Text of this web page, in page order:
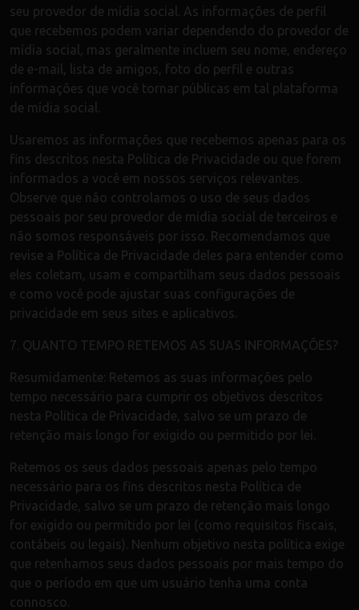
seu provedor de mídia social. As informações de perfil
que recebemos podem variar dependendo do provedor de
mídia social, mas geralmente incluem seu nome, endereço
de e-mail, lista de amigos, foto do perfil e outras
informações que você tornar públicas em tal plataforma
de mídia social.
Usaremos as informações que recebemos apenas para os
fins descritos nesta Política de Privacidade ou que forem
informados a você em nossos serviços relevantes.
Observe que não controlamos o uso de seus dados
pessoais por seu provedor de mídia social de terceiros e
não somos responsáveis por isso. Recomendamos que
revise a Política de Privacidade deles para entender como
eles coletam, usam e compartilham seus dados pessoais
e como você pode ajustar suas configurações de
privacidade em seus sites e aplicativos.
7. QUANTO TEMPO RETEMOS AS SUAS INFORMAÇÕES?
Resumidamente: Retemos as suas informações pelo
tempo necessário para cumprir os objetivos descritos
nesta Política de Privacidade, salvo se um prazo de
retenção mais longo for exigido ou permitido por lei.
Retemos os seus dados pessoais apenas pelo tempo
necessário para os fins descritos nesta Política de
Privacidade, salvo se um prazo de retenção mais longo
for exigido ou permitido por lei (como requisitos fiscais,
contábeis ou legais). Nenhum objetivo nesta política exige
que retenhamos seus dados pessoais por mais tempo do
que o período em que um usuário tenha uma conta
connosco.